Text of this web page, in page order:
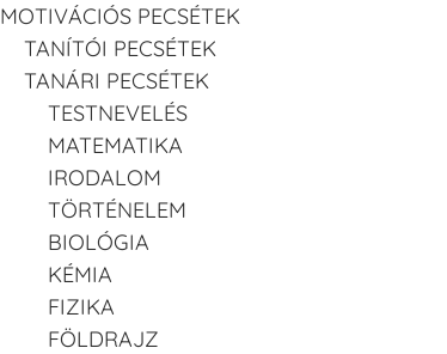
MOTIVÁCIÓS PECSÉTEK
TANÍTÓI PECSÉTEK
TANÁRI PECSÉTEK
TESTNEVELÉS
MATEMATIKA
IRODALOM
TÖRTÉNELEM
BIOLÓGIA
KÉMIA
FIZIKA
FÖLDRAJZ